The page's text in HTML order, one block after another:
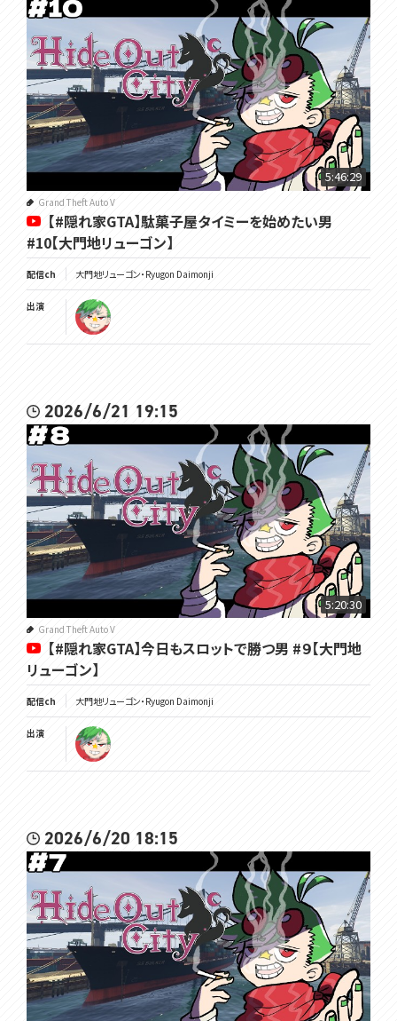
5:46:29
Grand Theft Auto V
【#隠れ家GTA】駄菓子屋タイミーを始めたい男
#10【大門地リューゴン】
配信ch 大門地リューゴン・Ryugon Daimonji
出演
2026/6/21 19:15
5:20:30
Grand Theft Auto V
【#隠れ家GTA】今日もスロットで勝つ男 #９【大門地
リューゴン】
配信ch 大門地リューゴン・Ryugon Daimonji
出演
2026/6/20 18:15